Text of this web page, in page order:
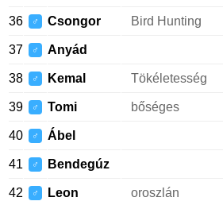
36 ♂ Csongor Bird Hunting
37 ♂ Anyád
38 ♂ Kemal Tökéletesség
39 ♂ Tomi bőséges
40 ♂ Ábel
41 ♂ Bendegúz
42 ♂ Leon oroszlán